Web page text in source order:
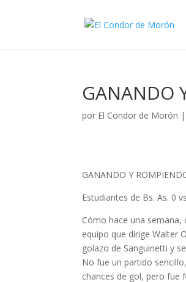
GANANDO
por El Condor de Morón
GANANDO Y
Estudiantes de Bs. As. 0
Cómo hace una
equipo que dirige Walter
golazo de Sanguinetti y
No fue un partido
chances de gol, pero fue